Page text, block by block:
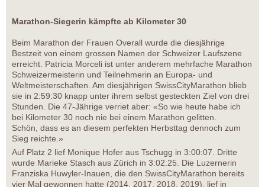
Marathon-Siegerin kämpfte ab Kilometer 30
Beim Marathon der Frauen Overall wurde die diesjährige
Bestzeit von einem grossen Namen der Schweizer Laufszene
erreicht. Patricia Morceli ist unter anderem mehrfache Marathon
Schweizermeisterin und Teilnehmerin an Europa- und
Weltmeisterschaften. Am diesjährigen SwissCityMarathon blieb
sie in 2:59:30 knapp unter ihrem selbst gesteckten Ziel von drei
Stunden. Die 47-Jährige verriet aber: «So wie heute habe ich
bei Kilometer 30 noch nie bei einem Marathon gelitten.
Schön, dass es an diesem perfekten Herbsttag dennoch zum
Sieg reichte.»
Auf Platz 2 lief Monique Hofer aus Tschugg in 3:00:07. Dritte
wurde Marieke Stasch aus Zürich in 3:02:25. Die Luzernerin
Franziska Huwyler-Inauen, die den SwissCityMarathon bereits
vier Mal gewonnen hatte (2014, 2017, 2018, 2019), lief in